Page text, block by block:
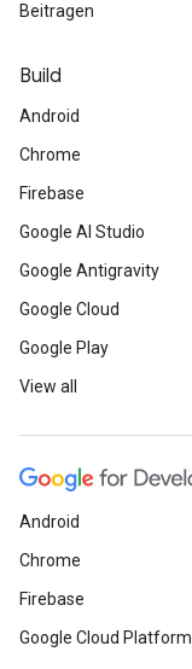
Beitragen
Build
Android
Chrome
Firebase
Google AI Studio
Google Antigravity
Google Cloud
Google Play
View all
Android
Chrome
Firebase
Google Cloud Platform